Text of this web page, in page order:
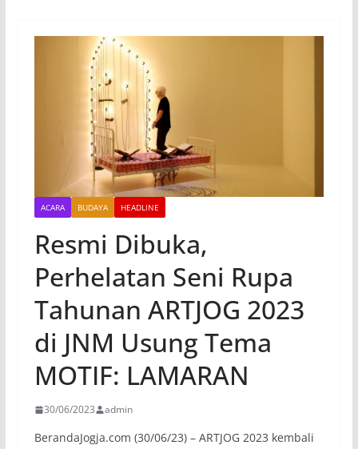
ACARA BUDAYA HEADLINE
Resmi Dibuka,
Perhelatan Seni Rupa
Tahunan ARTJOG 2023
di JNM Usung Tema
MOTIF: LAMARAN
30/06/2023 admin
BerandaJogja.com (30/06/23) – ARTJOG 2023 kembali